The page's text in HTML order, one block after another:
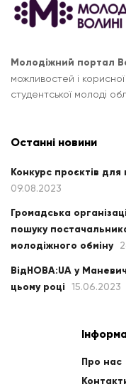
Молодіжний портал
можливостей і корисної
студентської молоді
Останні новини
Конкурс проєктів для
09.08.2023
Громадська
пошуку
молодіжного обміну
ВідНОВА:UA у
цьому році
15.06.2023
Про нас